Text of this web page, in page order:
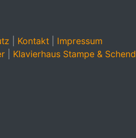
Kontakt| Impressum
Klavierhaus Stampe &